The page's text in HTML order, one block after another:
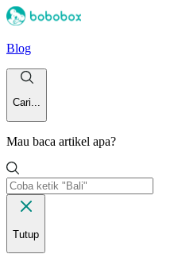
Blog
Cari...
Mau baca artikel apa?
Tutup